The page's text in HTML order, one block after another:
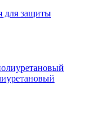
для защиты